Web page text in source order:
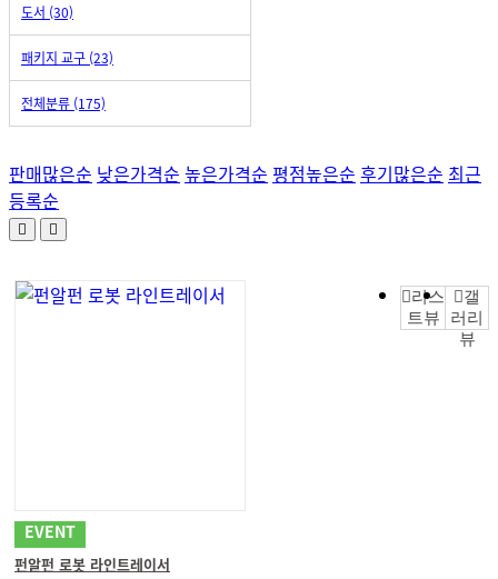
도서 (30)
패키지 교구 (23)
전체분류 (175)
판매많은순 낮은가격순 높은가격순 평점높은순 후기많은순 최근
등록순
리스
트뷰
갤
러리
뷰
EVENT
펀알펀 로봇 라인트레이서